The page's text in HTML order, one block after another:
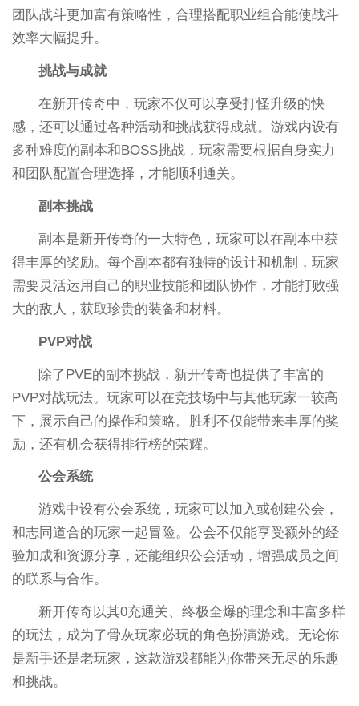
团队战斗更加富有策略性，合理搭配职业组合能使战斗
效率大幅提升。
挑战与成就
在新开传奇中，玩家不仅可以享受打怪升级的快
感，还可以通过各种活动和挑战获得成就。游戏内设有
多种难度的副本和BOSS挑战，玩家需要根据自身实力
和团队配置合理选择，才能顺利通关。
副本挑战
副本是新开传奇的一大特色，玩家可以在副本中获
得丰厚的奖励。每个副本都有独特的设计和机制，玩家
需要灵活运用自己的职业技能和团队协作，才能打败强
大的敌人，获取珍贵的装备和材料。
PVP对战
除了PVE的副本挑战，新开传奇也提供了丰富的
PVP对战玩法。玩家可以在竞技场中与其他玩家一较高
下，展示自己的操作和策略。胜利不仅能带来丰厚的奖
励，还有机会获得排行榜的荣耀。
公会系统
游戏中设有公会系统，玩家可以加入或创建公会，
和志同道合的玩家一起冒险。公会不仅能享受额外的经
验加成和资源分享，还能组织公会活动，增强成员之间
的联系与合作。
新开传奇以其0充通关、终极全爆的理念和丰富多样
的玩法，成为了骨灰玩家必玩的角色扮演游戏。无论你
是新手还是老玩家，这款游戏都能为你带来无尽的乐趣
和挑战。